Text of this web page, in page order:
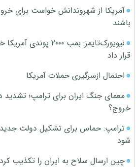
آمریکا از شهروندانش خواست برای
باشند
نیویورک‌تایمز: بمب
قرار داد
احتمال ازسرگیری حملات آمریکا
معمای جنگ ایران برای ترامپ؛ تشدید
خروج؟
ترامپ: حماس برای تشکیل دولت جدید
شود
چین ارسال سلاح به ایران را تکذیب کرد